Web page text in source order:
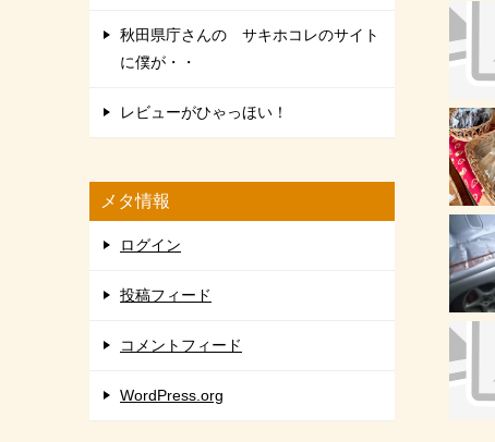
秋田県庁さんの サキホコレのサイト
に僕が・・
レビューがひゃっほい！
メタ情報
ログイン
投稿フィード
コメントフィード
WordPress.org